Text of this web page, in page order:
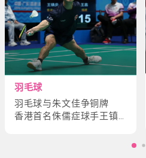
羽毛球
羽毛球与朱文佳争铜牌
香港首名侏儒症球手王镇